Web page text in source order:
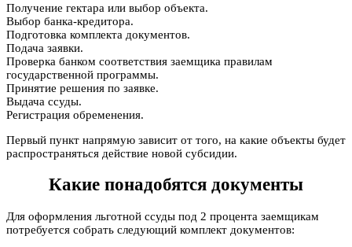
Получение гектара или выбор объекта.
Выбор банка-кредитора.
Подготовка комплекта документов.
Подача заявки.
Проверка банком соответствия заемщика правилам
государственной программы.
Принятие решения по заявке.
Выдача ссуды.
Регистрация обременения.
Первый пункт напрямую зависит от того, на какие объекты будет
распространяться действие новой субсидии.
Какие понадобятся документы
Для оформления льготной ссуды под 2 процента заемщикам
потребуется собрать следующий комплект документов: